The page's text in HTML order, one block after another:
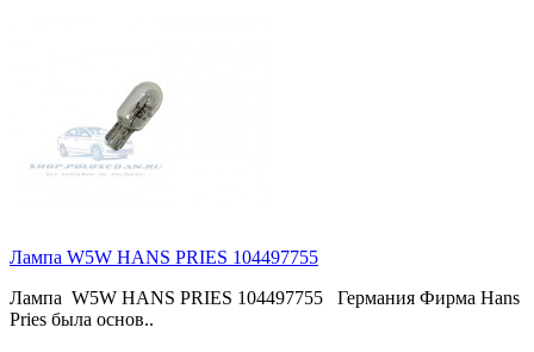
Лампа W5W HANS PRIES 104497755
Лампа W5W HANS PRIES 104497755 Германия Фирма Hans
Pries была основ..